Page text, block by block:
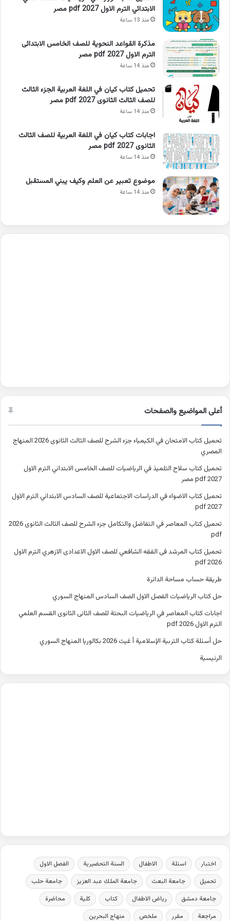
الابتدائي الترم الاول 2027 pdf مصر
منذ 13 ساعة
مذكرة القواعد النحوية للصف الخامس الابتدائى
الترم الاول 2027 pdf مصر
منذ 14 ساعة
تحميل كتاب كيان في اللغة العربية الجزء الثالث
للصف الثالث الثانوى 2027 pdf مصر
منذ 14 ساعة
اجابات كتاب كيان في اللغة العربية للصف الثالث
الثانوى 2027 pdf مصر
منذ 14 ساعة
موضوع تعبير عن العلم وكيف يبني المستقبل
منذ 14 ساعة
أعلى المواضيع والصفحات
تحميل كتاب الامتحان في الكيمياء جزء الشرح للصف الثالث الثانوى 2026 المنهاج
المصري
تحميل كتاب سلاح التلميذ في الرياضيات للصف الخامس الابتدائي الترم الاول
2027 pdf مصر
تحميل كتاب الاضواء في الدراسات الاجتماعية للصف السادس الابتدائي الترم الاول
2027 pdf
تحميل كتاب المعاصر في التفاضل والتكامل جزء الشرح للصف الثالث الثانوى 2026
pdf
تحميل كتاب المرشد فى الفقه الشافعي للصف الاول الاعدادى الازهري الترم الاول
2026 pdf
طريقة حساب مساحة الدائرة
حل كتاب الرياضيات الفصل الاول الصف السادس المنهاج السوري
اجابات كتاب المعاصر في الرياضيات البحتة للصف الثانى الثانوى القسم العلمي
الترم الاول 2026 pdf
حل أسئلة كتاب التربية الإسلامية أ غيث 2026 بكالوريا المنهاج السوري
الرئيسية
اختبار اسئلة الاطفال السنة التحضيرية
الفصل الاول
تحميل
جامعة البعث جامعة الملك عبد العزيز
جامعة حلب
جامعة دمشق
رياض الاطفال كتاب كلية
محاضرة
مراجعة
مقرر ملخص منهاج البحرين